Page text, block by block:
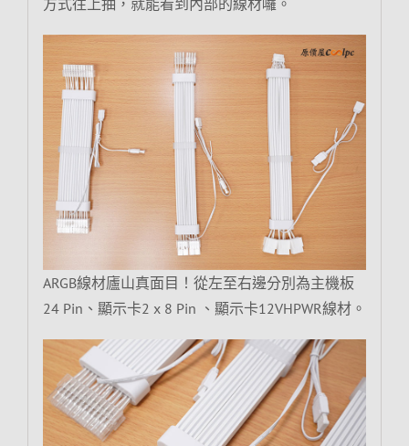
ARGB線材廬山真面目！從左至右邊分別為主機板
24 Pin、顯示卡2 x 8 Pin 、顯示卡12VHPWR線材。